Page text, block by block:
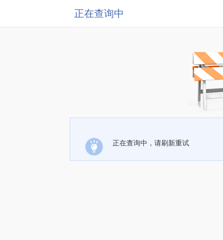
正在查询中
正在查询中，请刷新重试